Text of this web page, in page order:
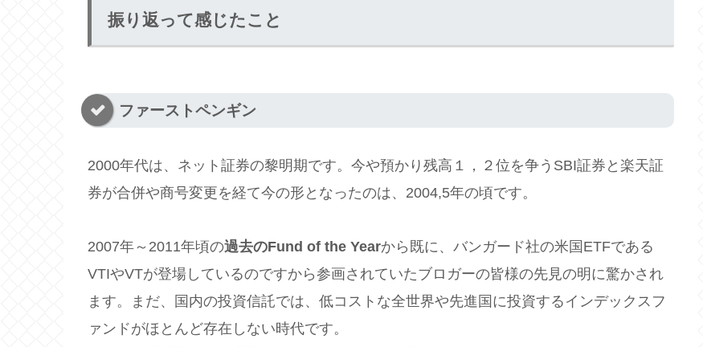
振り返って感じたこと
ファーストペンギン
2000年代は、ネット証券の黎明期です。今や預かり残高１，２位を争うSBI証券と楽天証
券が合併や商号変更を経て今の形となったのは、2004,5年の頃です。
2007年～2011年頃の過去のFund of the Yearから既に、バンガード社の米国ETFである
VTIやVTが登場しているのですから参画されていたブロガーの皆様の先見の明に驚かされ
ます。まだ、国内の投資信託では、低コストな全世界や先進国に投資するインデックスフ
ァンドがほとんど存在しない時代です。